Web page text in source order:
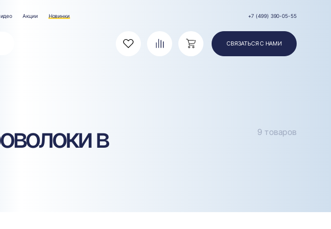
Акции Новинки +7 (499) 390-05-55
Избранное СравнениеКорзина СВЯЗАТЬСЯ С НАМИ
в 9 товаров